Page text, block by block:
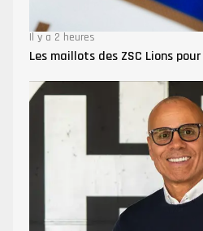
Il y a 2 heures
Les maillots des ZSC Lions